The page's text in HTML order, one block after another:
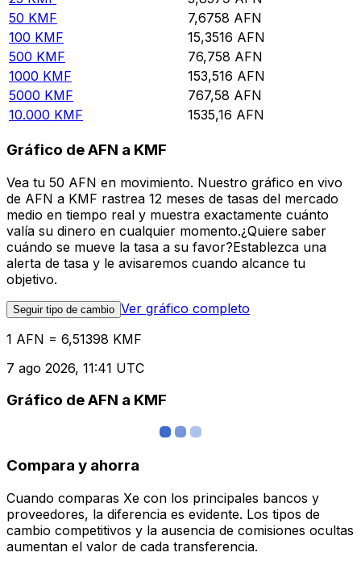
50 KMF 7,6758 AFN
100 KMF 15,3516 AFN
500 KMF 76,758 AFN
1000 KMF 153,516 AFN
5000 KMF 767,58 AFN
10.000 KMF 1535,16 AFN
Gráfico de AFN a KMF
Vea tu 50 AFN en movimiento. Nuestro gráfico en vivo
de AFN a KMF rastrea 12 meses de tasas del mercado
medio en tiempo real y muestra exactamente cuánto
valía su dinero en cualquier momento.¿Quiere saber
cuándo se mueve la tasa a su favor?Establezca una
alerta de tasa y le avisaremos cuando alcance tu
objetivo.
Seguir tipo de cambio Ver gráfico completo
1 AFN = 6,51398 KMF
7 ago 2026, 11:41 UTC
Gráfico de AFN a KMF
Compara y ahorra
Cuando comparas Xe con los principales bancos y
proveedores, la diferencia es evidente. Los tipos de
cambio competitivos y la ausencia de comisiones ocultas
aumentan el valor de cada transferencia.